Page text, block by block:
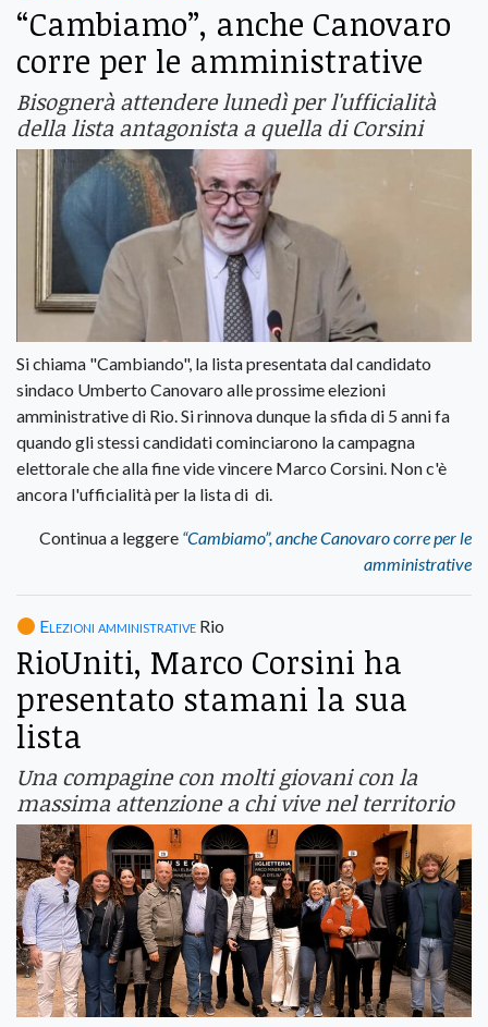
“Cambiamo”, anche Canovaro
corre per le amministrative
Bisognerà attendere lunedì per l'ufficialità
della lista antagonista a quella di Corsini
Si chiama "Cambiando", la lista presentata dal candidato
sindaco Umberto Canovaro alle prossime elezioni
amministrative di Rio. Si rinnova dunque la sfida di 5 anni fa
quando gli stessi candidati cominciarono la campagna
elettorale che alla fine vide vincere Marco Corsini. Non c'è
ancora l'ufficialità per la lista di di.
Continua a leggere “Cambiamo”, anche Canovaro corre per le
amministrative
Elezioni amministrative Rio
RioUniti, Marco Corsini ha
presentato stamani la sua
lista
Una compagine con molti giovani con la
massima attenzione a chi vive nel territorio